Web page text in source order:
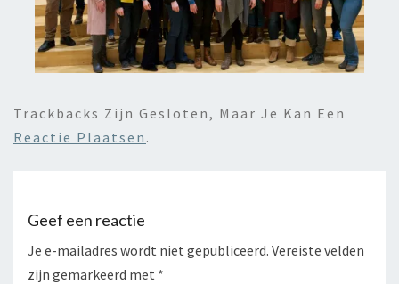
Trackbacks Zijn Gesloten, Maar Je Kan Een
Reactie Plaatsen .
Geef een reactie
Je e-mailadres wordt niet gepubliceerd. Vereiste velden
zijn gemarkeerd met *